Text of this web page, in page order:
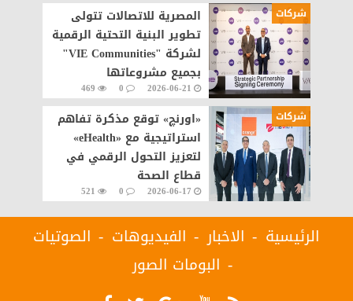
شركات
المصرية للاتصالات تتولى
تطوير البنية التحتية الرقمية
لشركة "VIE Communities"
بجميع مشروعاتها
2026-06-21
0
469
شركات
«اورنچ» توقع مذكرة تفاهم
استراتيجية مع «eHealth»
لتعزيز التحول الرقمي في
قطاع الصحة
2026-06-17
0
521
الرئيسية الاخبار الفيديوهات
الصوتيات
البومات الصور